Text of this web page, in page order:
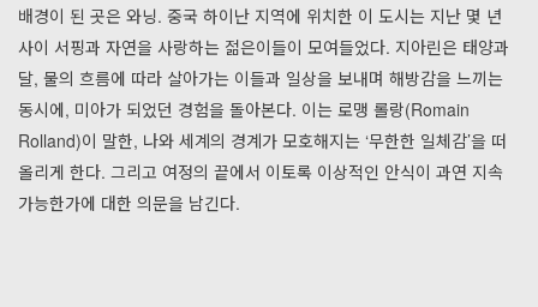
배경이 된 곳은 와닝. 중국 하이난 지역에 위치한 이 도시는 지난 몇 년
사이 서핑과 자연을 사랑하는 젊은이들이 모여들었다. 지아린은 태양과
달, 물의 흐름에 따라 살아가는 이들과 일상을 보내며 해방감을 느끼는
동시에, 미아가 되었던 경험을 돌아본다. 이는 로맹 롤랑(Romain
Rolland)이 말한, 나와 세계의 경계가 모호해지는 ‘무한한 일체감’을 떠
올리게 한다. 그리고 여정의 끝에서 이토록 이상적인 안식이 과연 지속
가능한가에 대한 의문을 남긴다.